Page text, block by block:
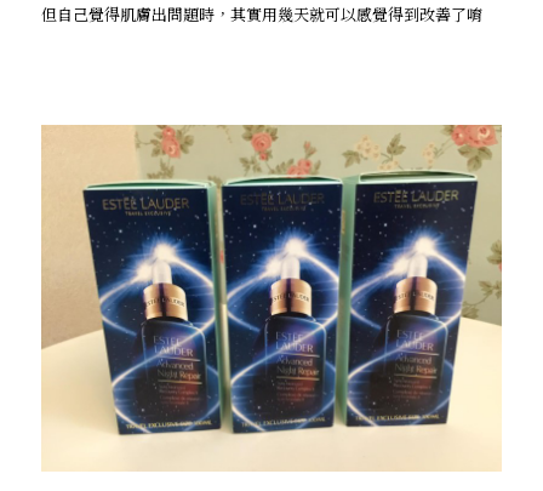
但自己覺得肌膚出問題時，其實用幾天就可以感覺得到改善了唷